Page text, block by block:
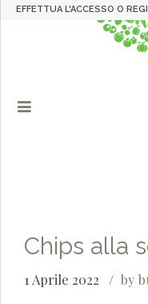
EFFETTUA L'ACCESSO O
Chips alla
1 Aprile 2022 by